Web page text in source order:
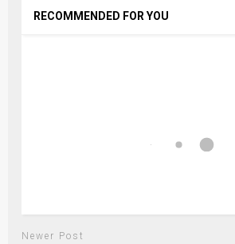
RECOMMENDED FOR YOU
Newer Post